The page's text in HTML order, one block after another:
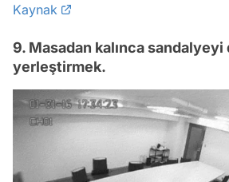
Kaynak
9. Masadan kalınca
yerleştirmek.